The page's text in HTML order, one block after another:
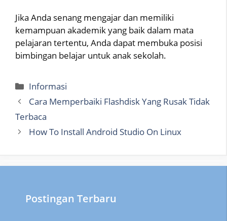
Jika Anda senang mengajar dan memiliki
kemampuan akademik yang baik dalam mata
pelajaran tertentu, Anda dapat membuka posisi
bimbingan belajar untuk anak sekolah.
Categories
Informasi
Cara Memperbaiki Flashdisk Yang Rusak Tidak
Terbaca
How To Install Android Studio On Linux
Postingan Terbaru